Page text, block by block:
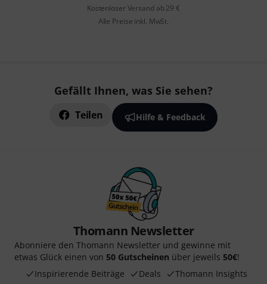
Kostenloser Versand ab 29 €
Alle Preise inkl. MwSt.
Gefällt Ihnen, was Sie sehen?
Teilen Hilfe & Feedback
Thomann Newsletter
Abonniere den Thomann Newsletter und gewinne mit
etwas Glück einen von 50 Gutscheinen über jeweils 50€!
Inspirierende Beiträge
Deals Thomann Insights